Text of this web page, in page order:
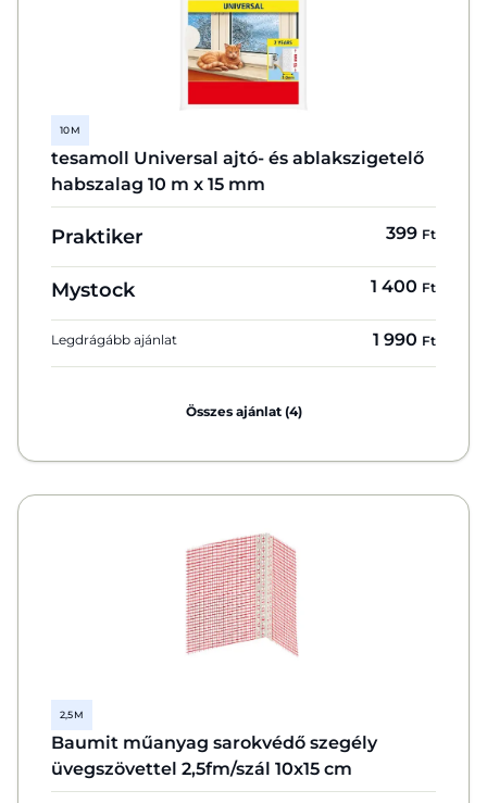
10 M
tesamoll Universal ajtó- és ablakszigetelő
habszalag 10 m x 15 mm
Praktiker 399 Ft
Mystock 1 400 Ft
Legdrágább ajánlat 1 990 Ft
Összes ajánlat (4)
2,5 M
Baumit műanyag sarokvédő szegély
üvegszövettel 2,5fm/szál 10x15 cm